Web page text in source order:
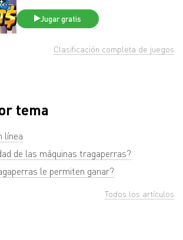
Jugar gratis
Clasificación completa de juegos
tema
línea
de las máquinas tragaperras?
le permiten ganar?
Todos los artículos